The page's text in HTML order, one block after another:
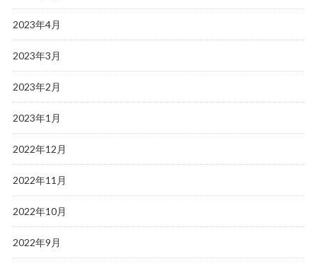
2023年4月
2023年3月
2023年2月
2023年1月
2022年12月
2022年11月
2022年10月
2022年9月